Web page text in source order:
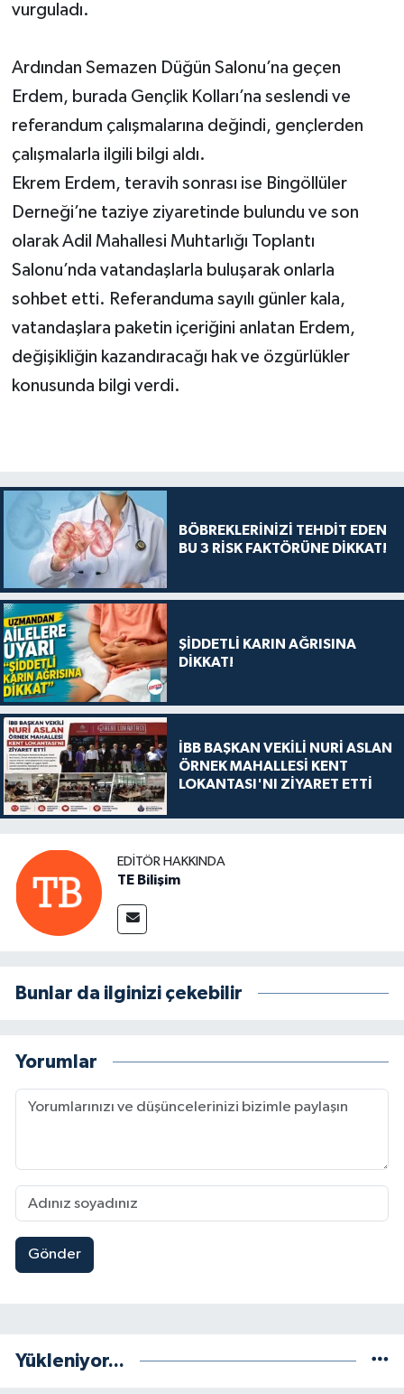
vurguladı.
Ardından Semazen Düğün Salonu’na geçen
Erdem, burada Gençlik Kolları’na seslendi ve
referandum çalışmalarına değindi, gençlerden
çalışmalarla ilgili bilgi aldı.
Ekrem Erdem, teravih sonrası ise Bingöllüler
Derneği’ne taziye ziyaretinde bulundu ve son
olarak Adil Mahallesi Muhtarlığı Toplantı
Salonu’nda vatandaşlarla buluşarak onlarla
sohbet etti. Referanduma sayılı günler kala,
vatandaşlara paketin içeriğini anlatan Erdem,
değişikliğin kazandıracağı hak ve özgürlükler
konusunda bilgi verdi.
BÖBREKLERİNİZİ TEHDİT EDEN
BU 3 RİSK FAKTÖRÜNE DİKKAT!
ŞİDDETLİ KARIN AĞRISINA
DİKKAT!
İBB BAŞKAN VEKİLİ NURİ ASLAN
ÖRNEK MAHALLESİ KENT
LOKANTASI'NI ZİYARET ETTİ
EDITÖR HAKKINDA
TE Bilişim
Bunlar da ilginizi çekebilir
Yorumlar
Gönder
Yükleniyor...